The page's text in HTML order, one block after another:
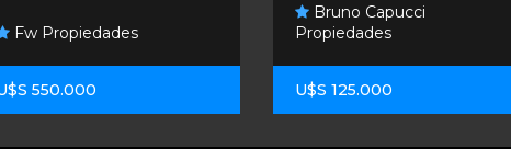
Fw Propiedades
550.000
Bruno Capucci
Propiedades
U$S 125.000